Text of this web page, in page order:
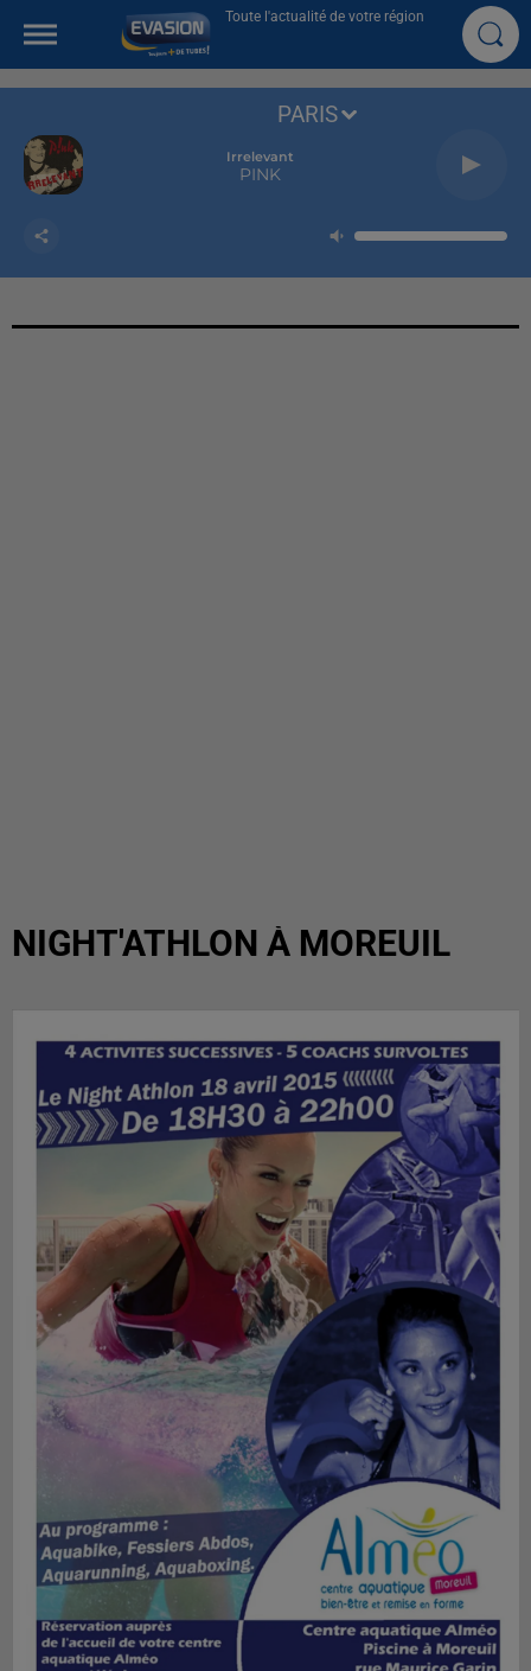
Toute l'actualité de votre région
Irrelevant
PINK
PARIS
NIGHT'ATHLON À MOREUIL